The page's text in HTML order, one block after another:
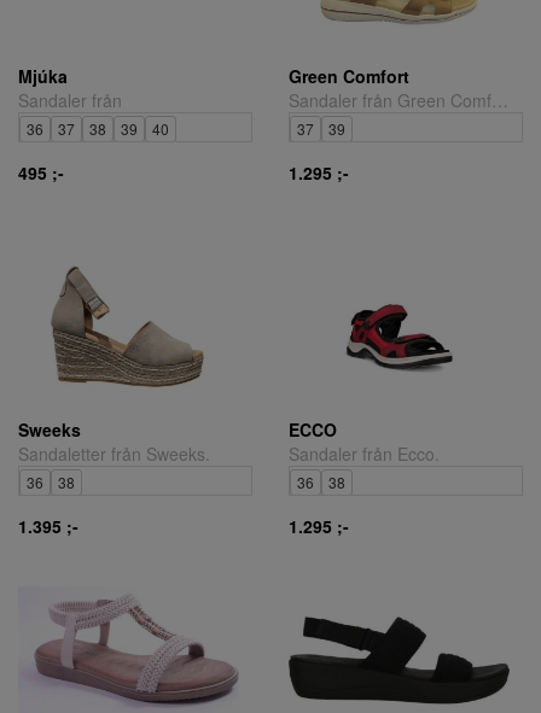
Mjúka
Sandaler från
36 37 38 39 40
495 ;-
Green Comfort
Sandaler från Green Comfort.
37 39
1.295 ;-
Sweeks
Sandaletter från Sweeks.
36 38
1.395 ;-
ECCO
Sandaler från Ecco.
36 38
1.295 ;-